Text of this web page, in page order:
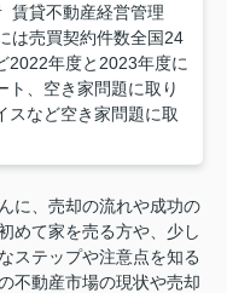
賃貸不動産経営管理
は売買契約件数全国24
2022年度と2023年度に
ト、空き家問題に取り
スなど空き家問題に取
に、売却の流れや成功の
めて家を売る方や、少し
ステップや注意点を知る
不動産市場の現状や売却